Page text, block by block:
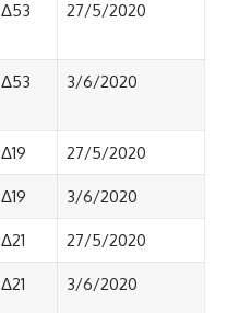
Δ53 27/5/2020
Δ53 3/6/2020
Δ19 27/5/2020
Δ19 3/6/2020
Δ21 27/5/2020
Δ21 3/6/2020